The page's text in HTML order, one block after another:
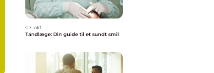
07. okt
Tandlæge: Din guide til et sundt smil